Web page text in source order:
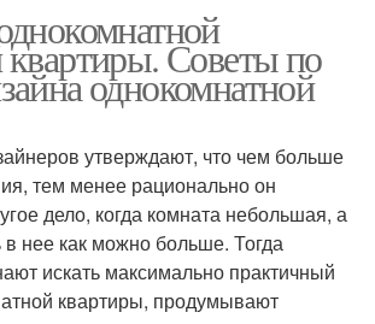
квартиры. Советы по
однокомнатной
утверждают, что чем больше
тем менее рационально он
дело, когда комната небольшая, а
в нее как можно больше. Тогда
искать максимально практичный
квартиры, продумывают